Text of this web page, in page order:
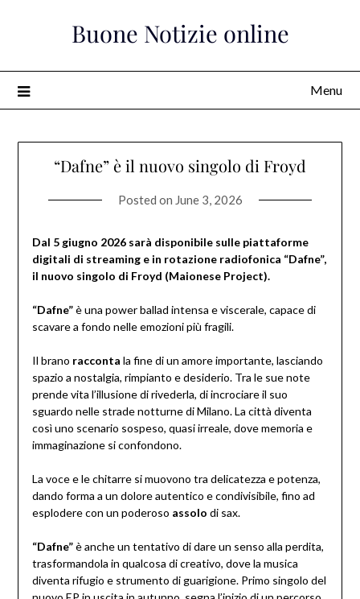
Buone Notizie online
Menu
“Dafne” è il nuovo singolo di Froyd
Posted on June 3, 2026
Dal 5 giugno 2026 sarà disponibile sulle piattaforme
digitali di streaming e in rotazione radiofonica “Dafne”,
il nuovo singolo di Froyd (Maionese Project).
“Dafne”è una power ballad intensa e viscerale, capace di
scavare a fondo nelle emozioni più fragili.
Il brano racconta la fine di un amore importante, lasciando
spazio a nostalgia, rimpianto e desiderio. Tra le sue note
prende vita l’illusione di rivederla, di incrociare il suo
sguardo nelle strade notturne di Milano. La città diventa
così uno scenario sospeso, quasi irreale, dove memoria e
immaginazione si confondono.
La voce e le chitarre si muovono tra delicatezza e potenza,
dando forma a un dolore autentico e condivisibile, fino ad
esplodere con un poderoso assolo di sax.
“Dafne”è anche un tentativo di dare un senso alla perdita,
trasformandola in qualcosa di creativo, dove la musica
diventa rifugio e strumento di guarigione. Primo singolo del